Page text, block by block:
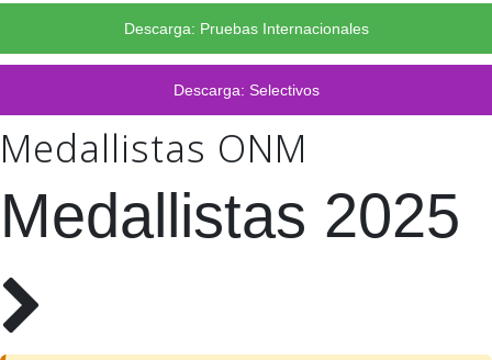
Descarga: Pruebas Internacionales
Descarga: Selectivos
Medallistas ONM
Medallistas 2025